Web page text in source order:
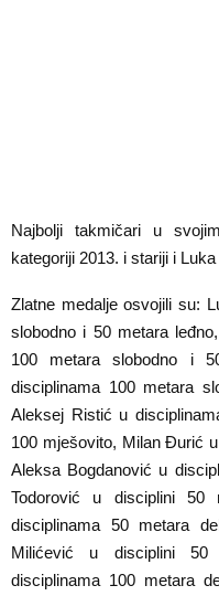
Najbolji takmičari u
kategoriji 2013. i stariji i
Zlatne medalje osvojili su:
slobodno i 50 metara
100 metara slobodno i
disciplinama 100 metara
Aleksej Ristić u
100 mješovito, Milan Đurić
Aleksa Bogdanović u
Todorović u disciplini 50
disciplinama 50 metara
Milićević u disciplini
disciplinama 100 metara